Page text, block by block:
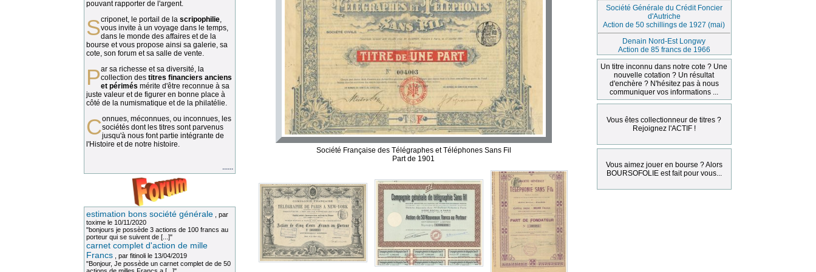
pouvant rapporter de l'argent.
Scriponet, le portail de la scripophilie,
vous invite à un voyage dans le temps,
dans le monde des affaires et de la
bourse et vous propose ainsi sa galerie, sa
cote, son forum et sa salle de vente.
Par sa richesse et sa diversité, lacollection des titres financiers anciens
et périmés mérite d'être reconnue à sa
juste valeur et de figurer en bonne place à
côté de la numismatique et de la philatélie.
Connues, méconnues, ou inconnues, lessociétés dont les titres sont parvenus
jusqu'à nous font partie intégrante de
l'Histoire et de notre histoire.
......
estimation bons société générale , par
toxime le 10/11/2020
"bonjours je possède 3 actions de 100 francs au
porteur qui se suivent de [...]"
carnet complet d'action de mille
Francs , par fitinoli le 13/04/2019
"Bonjour, Je possède un carnet complet de de 50
Société Française des Télégraphes et Téléphones Sans Fil
Part de 1901
Société Générale du Crédit Foncier
d'Autriche
Action de 50 schillings de 1927 (mai)
Denain Nord-Est Longwy
Action de 85 francs de 1966
Un titre inconnu dans notre cote ? Une
nouvelle cotation ? Un résultat
d'enchère ? N'hésitez pas à nous
communiquer vos informations ...
Vous êtes collectionneur de titres ?
Rejoignez l'ACTIF !
Vous aimez jouer en bourse ? Alors
BOURSOFOLIE est fait pour vous...